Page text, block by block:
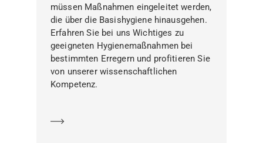
müssen Maßnahmen eingeleitet werden,
die über die Basishygiene hinausgehen.
Erfahren Sie bei uns Wichtiges zu
geeigneten Hygienemaßnahmen bei
bestimmten Erregern und profitieren Sie
von unserer wissenschaftlichen
Kompetenz.